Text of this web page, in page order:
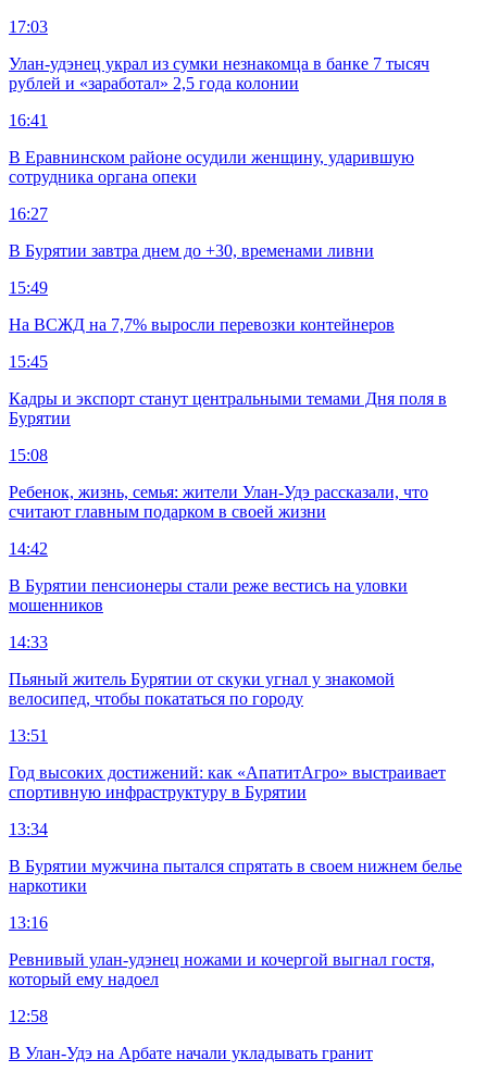
17:03
Улан-удэнец украл из сумки незнакомца в банке 7 тысяч
рублей и «заработал» 2,5 года колонии
16:41
В Еравнинском районе осудили женщину, ударившую
сотрудника органа опеки
16:27
В Бурятии завтра днем до +30, временами ливни
15:49
На ВСЖД на 7,7% выросли перевозки контейнеров
15:45
Кадры и экспорт станут центральными темами Дня поля в
Бурятии
15:08
Ребенок, жизнь, семья: жители Улан-Удэ рассказали, что
считают главным подарком в своей жизни
14:42
В Бурятии пенсионеры стали реже вестись на уловки
мошенников
14:33
Пьяный житель Бурятии от скуки угнал у знакомой
велосипед, чтобы покататься по городу
13:51
Год высоких достижений: как «АпатитАгро» выстраивает
спортивную инфраструктуру в Бурятии
13:34
В Бурятии мужчина пытался спрятать в своем нижнем белье
наркотики
13:16
Ревнивый улан-удэнец ножами и кочергой выгнал гостя,
который ему надоел
12:58
В Улан-Удэ на Арбате начали укладывать гранит